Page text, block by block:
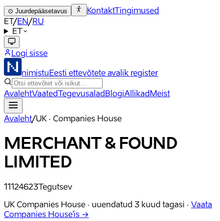
⊙ Juurdepääsetavus KontaktTingimused
ET/EN/RU
ET
Logi sisse
nimistuEesti ettevõtete avalik register
AvalehtVaatedTegevusaladBlogiAllikadMeist
Avaleht/UK · Companies House
MERCHANT & FOUND
LIMITED
11124623Tegutsev
UK Companies House · uuendatud 3 kuud tagasi · Vaata
Companies House'is →